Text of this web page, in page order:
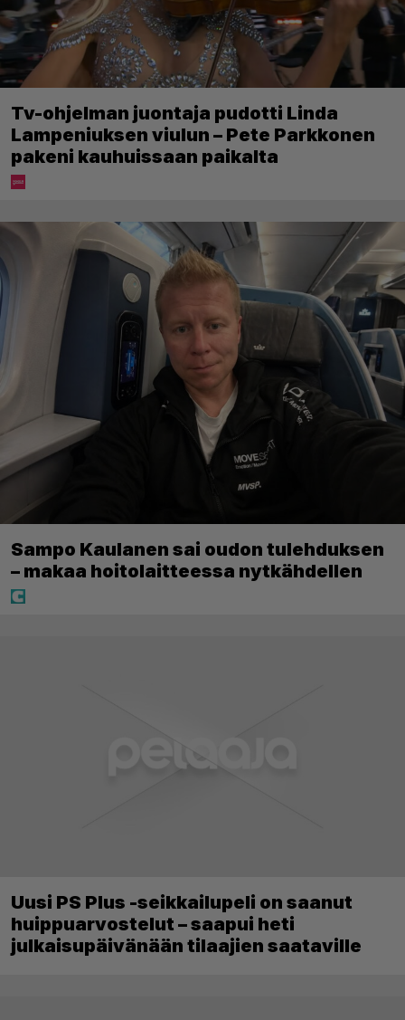
Tv-ohjelman juontaja pudotti Linda
Lampeniuksen viulun – Pete Parkkonen
pakeni kauhuissaan paikalta
Sampo Kaulanen sai oudon tulehduksen
– makaa hoitolaitteessa nytkähdellen
Uusi PS Plus -seikkailupeli on saanut
huippuarvostelut – saapui heti
julkaisupäivänään tilaajien saataville